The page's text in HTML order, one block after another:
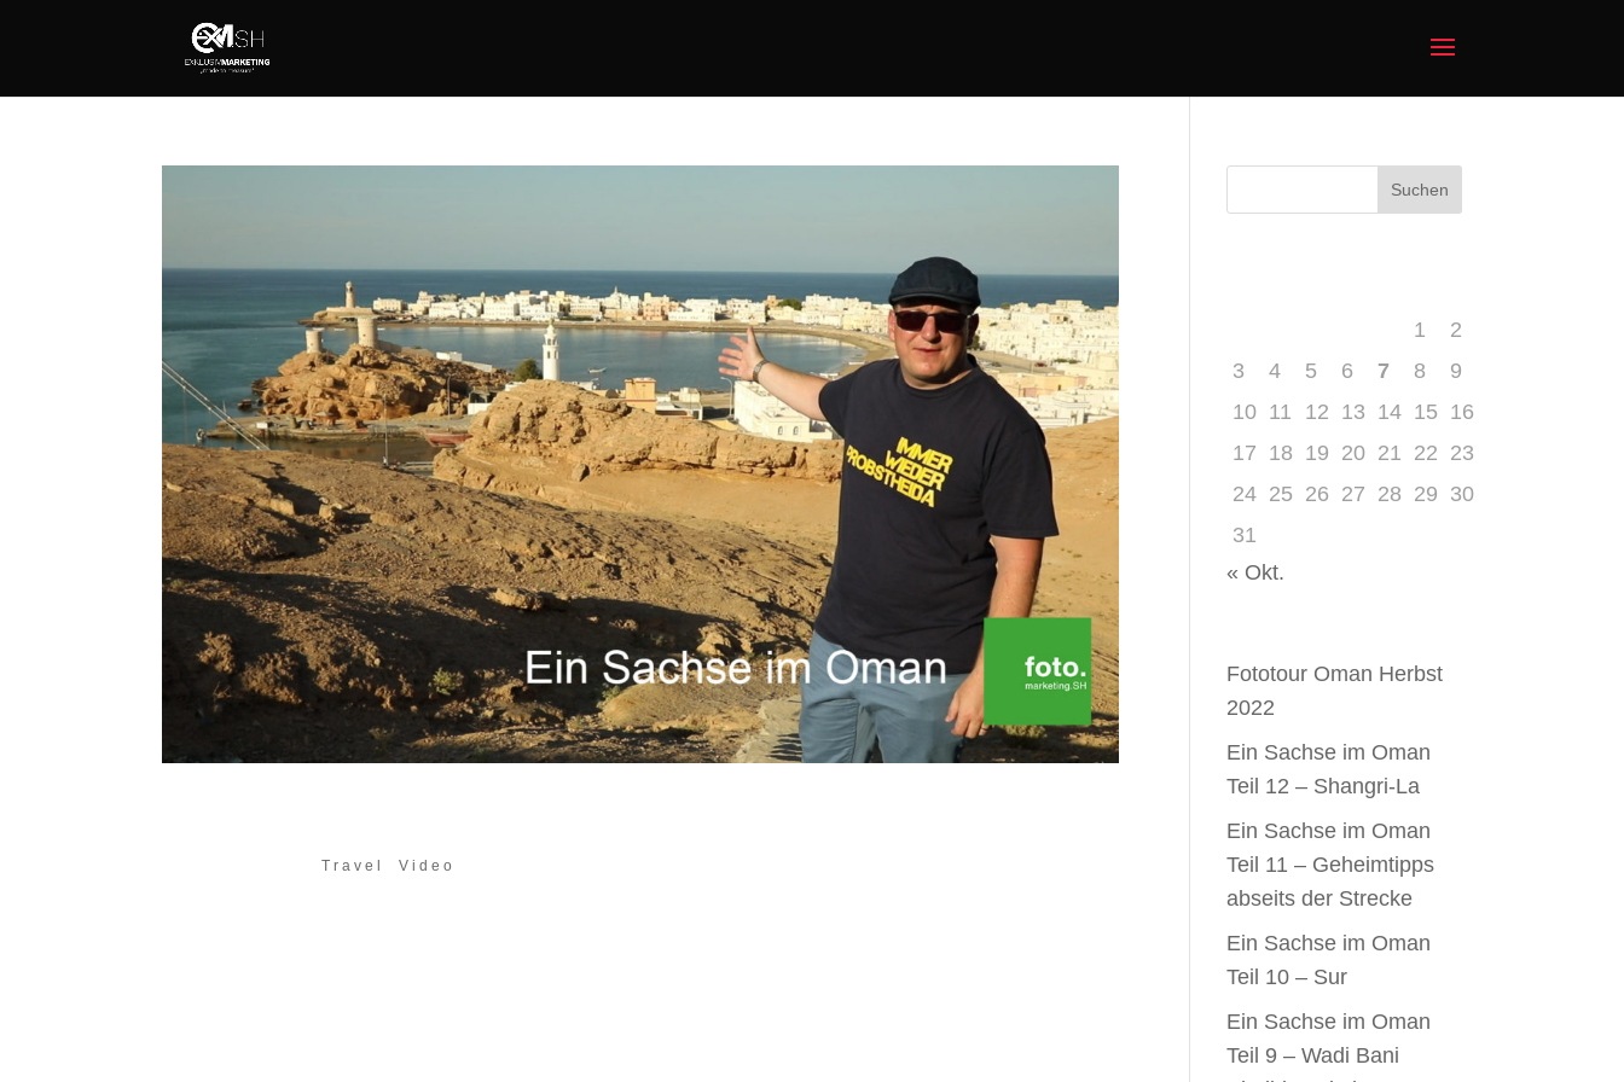
|Travel ,Video
1
2
3
4 5 6 7 8
9
10 11 12 13 14 15 16
17 18 19 20 21 22 23
24 25 26 27 28 29 30
31
« Okt.
Fototour Oman Herbst
2022
Ein Sachse im Oman
Teil 12 – Shangri-La
Ein Sachse im Oman
Teil 11 – Geheimtipps
abseits der Strecke
Ein Sachse im Oman
Teil 10 – Sur
Ein Sachse im Oman
Teil 9 – Wadi Bani